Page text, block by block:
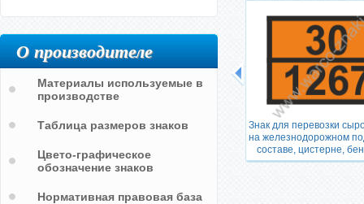
маркировки упаковок с литиевыми
Знак для перевозки
на железнодорожном
составе, цистерне,
О производителе
Материалы используемые в
производстве
Таблица размеров знаков
Цвето-графическое
обозначение знаков
Нормативная правовая база